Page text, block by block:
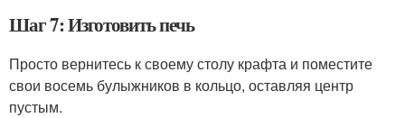
Шаг 7: Изготовить печь
Просто вернитесь к своему столу крафта и поместите
свои восемь булыжников в кольцо, оставляя центр
пустым.